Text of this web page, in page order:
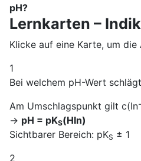
pH?
Lernkarten –
Klicke auf eine Karte, um
1
Bei welchem pH-Wert
Am Umschlagspunkt gilt
→ pH = pKS(HIn)
Sichtbarer Bereich: pKS ± 1
2